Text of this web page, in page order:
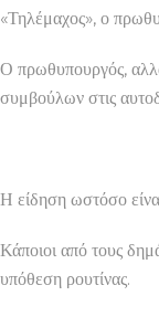
«Τηλέμαχος», ο
Ο πρωθυπουργός,
συμβούλων στις
Η είδηση ωστόσο
Κάποιοι από τους
υπόθεση ρουτίνας.